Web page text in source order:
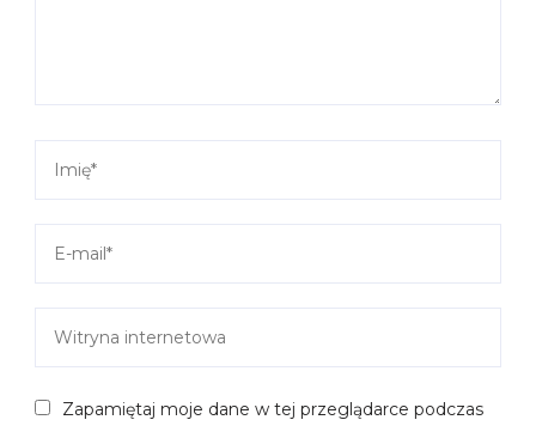
Zapamiętaj moje dane w tej przeglądarce podczas